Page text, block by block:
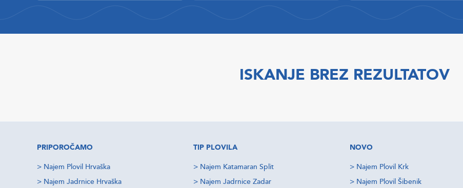
ISKANJE BREZ REZULTATOV
PRIPOROČAMO
> Najem Plovil Hrvaška
> Najem Jadrnice Hrvaška
TIP PLOVILA
> Najem Katamaran Split
> Najem Jadrnice Zadar
NOVO
> Najem Plovil Krk
> Najem Plovil Šibenik